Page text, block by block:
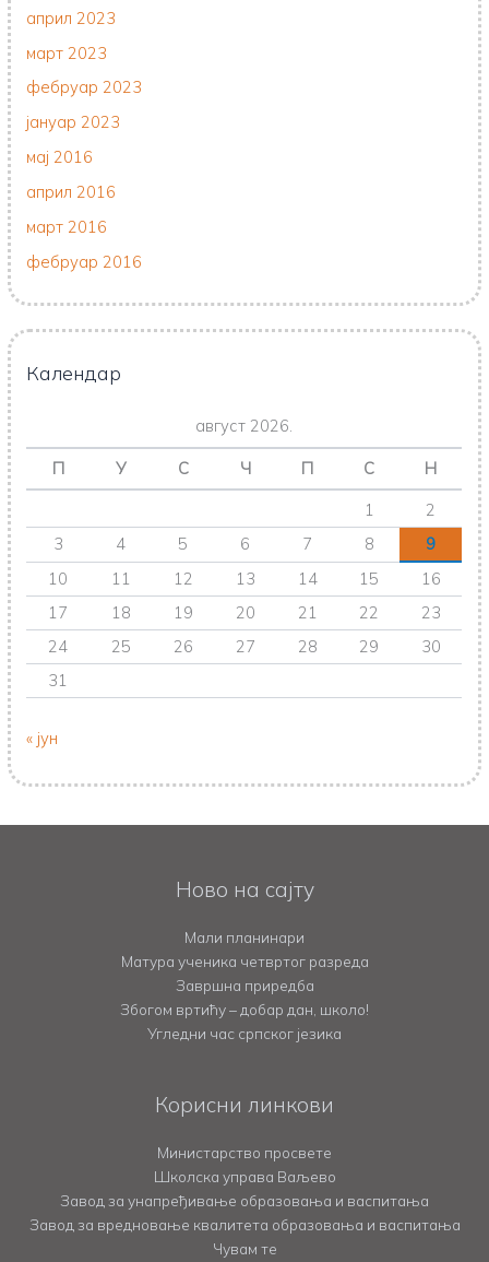
април 2023
март 2023
фебруар 2023
јануар 2023
мај 2016
април 2016
март 2016
фебруар 2016
Календар
август 2026.
П У С Ч П С
Н
1
2
3
4 5 6 7 8
9
10
11 12 13 14 15
16
17
18 19 20 21 22
23
24
25 26 27 28 29
30
31
« јун
Ново на сајту
Мали планинари
Матура ученика четвртог разреда
Завршна приредба
Збогом вртићу – добар дан, школо!
Угледни час српског језика
Корисни линкови
Министарство просвете
Школска управа Ваљево
Завод за унапређивање образовања и васпитања
Завод за вредновање квалитета образовања и васпитања
Чувам те